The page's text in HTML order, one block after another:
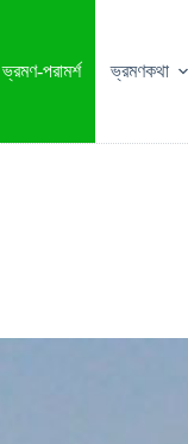
ভ্রমণ-পরামর্শ ভ্রমণকথা